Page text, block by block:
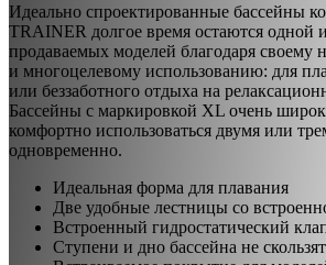
Идеально спроектированные бассейны
TRAINER долгое время остаются одной
продаваемых моделей благодаря своему
и многоцелевому использованию: для
или беззаботного отдыха на
Бассейны с маркировкой XL очень
комфортно использоваться двумя или
одновременно.
Идеальная форма для плавания
Две удобные лестницы со
Встроенный гидростатический
Ступени и дно бассейна не скользят